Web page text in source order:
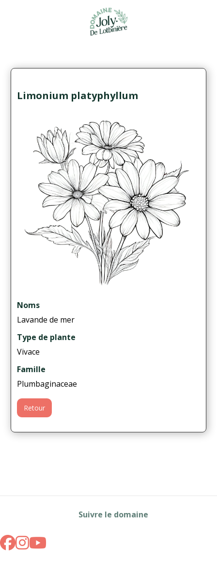
Limonium platyphyllum
Noms
Lavande de mer
Type de plante
Vivace
Famille
Plumbaginaceae
Retour
Suivre le domaine